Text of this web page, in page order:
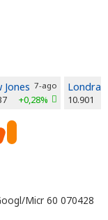
Jones 7-ago
+0,28%
Londra
10.901
Micr 60 070428